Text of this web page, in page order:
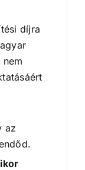
díjra
az